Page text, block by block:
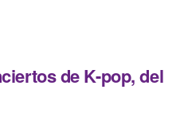
de K-pop, del